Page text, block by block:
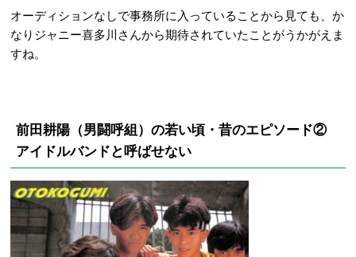
オーディションなしで事務所に入っていることから見ても、か
なりジャニー喜多川さんから期待されていたことがうかがえま
すね。
前田耕陽（男闘呼組）の若い頃・昔のエピソード②
アイドルバンドと呼ばせない